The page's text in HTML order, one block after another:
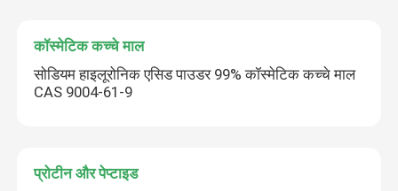
कॉस्मेटिक कच्चे माल
सोडियम हाइलूरोनिक एसिड पाउडर 99% कॉस्मेटिक कच्चे माल
CAS 9004-61-9
प्रोटीन और पेप्टाइड